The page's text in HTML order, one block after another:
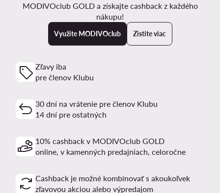
MODIVOclub GOLD a získajte cashback z každého
nákupu!
Využite MODIVOclub Zistite viac
Zľavy iba
pre členov Klubu
30 dní na vrátenie pre členov Klubu
14 dní pre ostatných
10% cashback v MODIVOclub GOLD
online, v kamenných predajniach, celoročne
Cashback je možné kombinovať s akoukoľvek
zľavovou akciou alebo výpredajom